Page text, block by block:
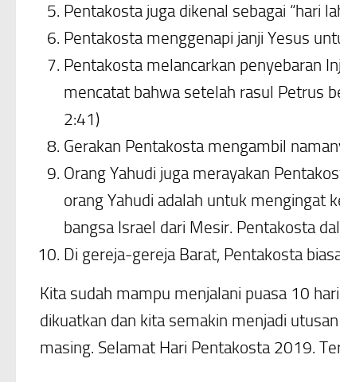
Pentakosta juga dikenal sebagai “hari
Pentakosta menggenapi janji Yesus
Pentakosta melancarkan penyebaran
mencatat bahwa setelah rasul Petrus
2:41)
Gerakan Pentakosta mengambil
Orang Yahudi juga merayakan
orang Yahudi adalah untuk mengingat
bangsa Israel dari Mesir. Pentakosta
Di gereja-gereja Barat, Pentakosta
Kita sudah mampu menjalani puasa 10
dikuatkan dan kita semakin menjadi
masing. Selamat Hari Pentakosta 2019.